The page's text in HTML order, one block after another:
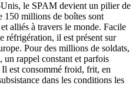
le SPAM devient un pilier de
150 millions de boîtes sont
alliés à travers le monde. Facile
réfrigération, il est présent sur
Pour des millions de soldats,
rappel constant et parfois
est consommé froid, frit, en
dans les conditions les